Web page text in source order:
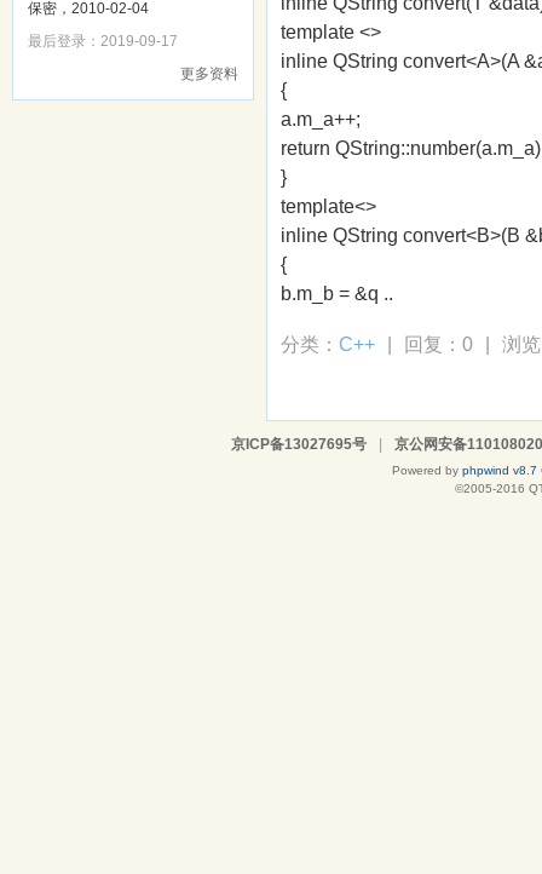
保密，2010-02-04
最后登录：2019-09-17
更多资料
template <>
inline QString convert<A>(A
{
a.m_a++;
return
}
template<>
inline QString convert<B>(B
{
b.m_b = &q ..
分类： C++ | 回复：0 | 浏
京ICP备13027695号 京公网安备
Powered by phpwind v8.7
©2005-2016